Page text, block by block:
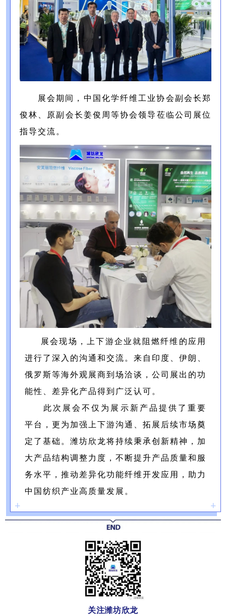
展会期间，中国化学纤维工业协会副会长郑
俊林、原副会长姜俊周等协会领导莅临公司展位
指导交流。
展会现场，上下游企业就阻燃纤维的应用
进行了深入的沟通和交流。来自印度、伊朗、
俄罗斯等海外观展商到场洽谈，公司展出的功
能性、差异化产品得到广泛认可。
此次展会不仅为展示新产品提供了重要
平台，更为加强上下游沟通、拓展后续市场奠
定了基础。潍坊欣龙将持续秉承创新精神，加
大产品结构调整力度，不断提升产品质量和服
务水平，推动差异化功能纤维开发应用，助力
中国纺织产业高质量发展。
+ +
关注潍坊欣龙